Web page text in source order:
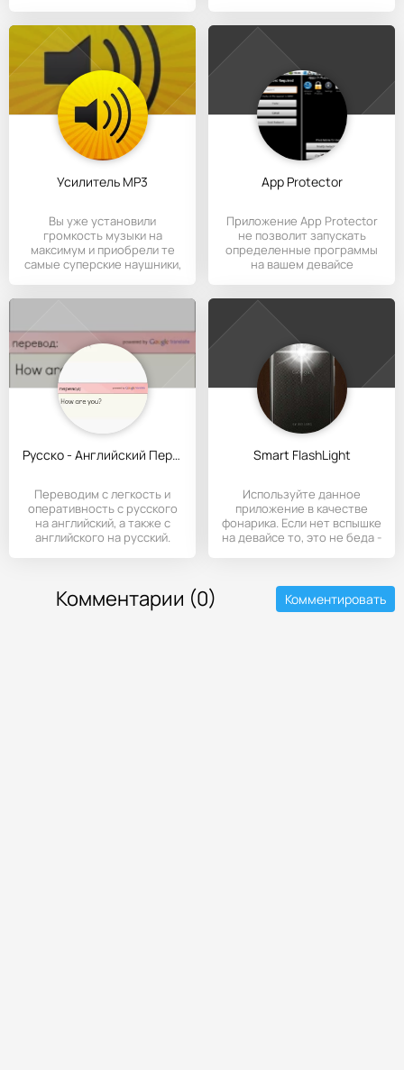
Усилитель MP3
Вы уже установили
громкость музыки на
максимум и приобрели те
самые суперские наушники,
App Protector
Приложение App Protector
не позволит запускать
определенные программы
на вашем девайсе
Русско - Английский Переводчик
Переводим с легкость и
оперативность с русского
на английский, а также с
английского на русский.
Smart FlashLight
Используйте данное
приложение в качестве
фонарика. Если нет вспышке
на девайсе то, это не беда -
Комментарии (0) Комментировать